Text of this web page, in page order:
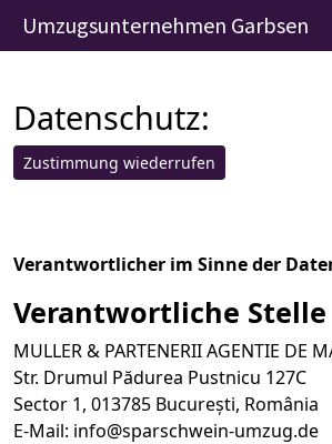
Umzugsunternehmen Garbsen
Umzugsunternehmen Garbsen»
Datenschutz:
Zustimmung wiederrufen
Verantwortlicher im Sinne der
Verantwortliche Stelle
MULLER & PARTENERII AGENTIE DE
Str. Drumul Pădurea Pustnicu 127C
Sector 1, 013785 București, România
E-Mail: info@sparschwein-umzug.de